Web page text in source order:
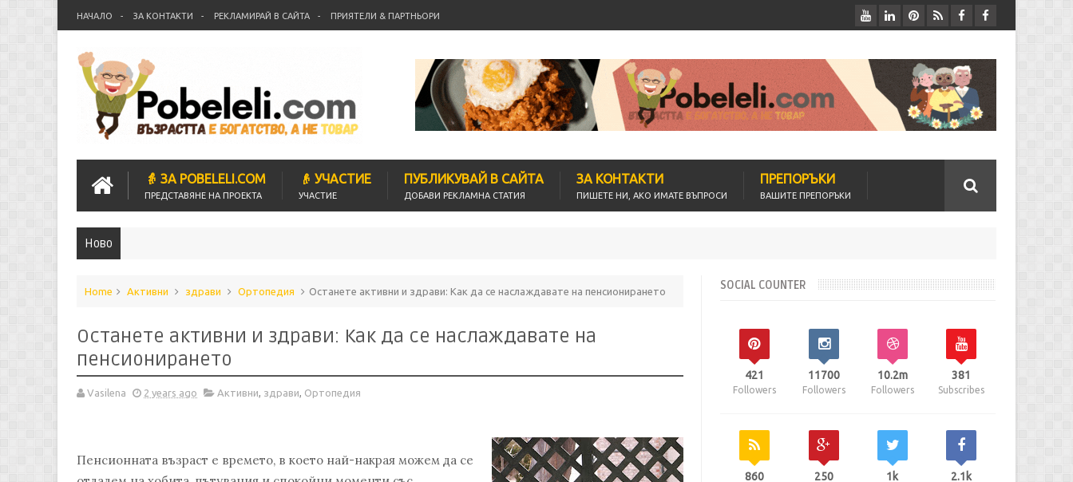
НАЧАЛО ЗА КОНТАКТИ РЕКЛАМИРАЙ В САЙТА ПРИЯТЕЛИ & ПАРТНЬОРИ
👵 ЗА POBELELI.COM
ПРЕДСТАВЯНЕ НА ПРОЕКТА
👴 УЧАСТИЕ
УЧАСТИЕ
ПУБЛИКУВАЙ В САЙТА
ДОБАВИ РЕКЛАМНА СТАТИЯ
ЗА КОНТАКТИ
ПИШЕТЕ НИ, АКО ИМАТЕ ВЪПРОСИ
ПРЕПОРЪКИ
ВАШИТЕ ПРЕПОРЪКИ
Ново
Home Активни здрави Ортопедия Останете активни и здрави: Как да се наслаждавате на пенсионирането
Останете активни и здрави: Как да се наслаждавате на
пенсионирането
Vasilena 2 years ago Активни, здрави, Ортопедия
Пенсионната възраст е времето, в което най-накрая можем да се
SOCIAL COUNTER
421
Followers
11700
Followers
10.2m
Followers
381
Subscribes
860 250 1k 2.1k